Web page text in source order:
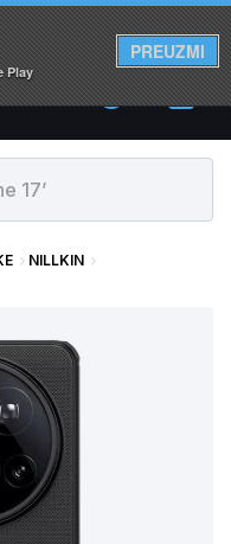
Play
PREUZMI
Slanje istog dana!
0
NILLKIN